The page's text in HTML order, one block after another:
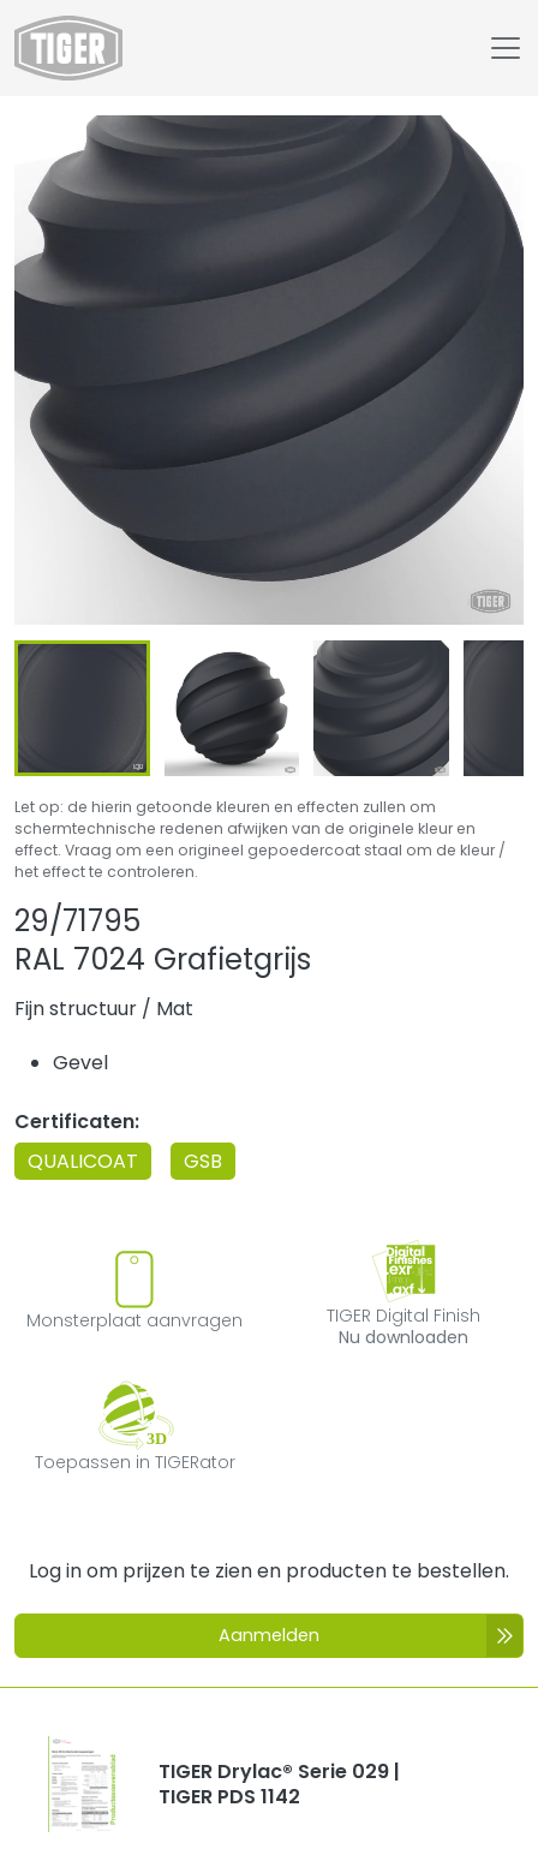
Webshop
29/71795 - RAL 7024 Grafietgrijs
Let op: de hierin getoonde kleuren en effecten zullen om
schermtechnische redenen afwijken van de originele kleur en
effect. Vraag om een origineel gepoedercoat staal om de kleur /
het effect te controleren.
29/71795
RAL 7024 Grafietgrijs
Fijn structuur / Mat
Gevel
Certificaten:
QUALICOAT
GSB
Monsterplaat aanvragen
Monsterplaat aanvragen
TIGER Digital
TIGER Digital Finish
Nu downloaden
Toepassen in TIGERator
Toepassen in TIGERator
Log in om prijzen te zien en producten te bestellen.
Aanmelden
TIGER Drylac® Serie 029 |
TIGER PDS 1142